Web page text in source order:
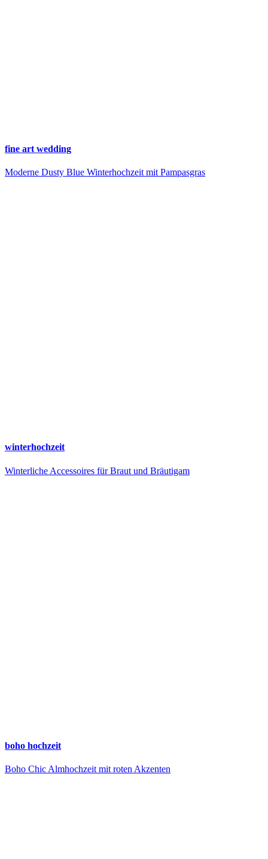
fine art wedding
Moderne Dusty Blue Winterhochzeit mit Pampasgras
winterhochzeit
Winterliche Accessoires für Braut und Bräutigam
boho hochzeit
Boho Chic Almhochzeit mit roten Akzenten